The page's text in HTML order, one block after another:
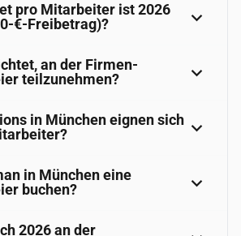
pro Mitarbeiter ist 2026
€-Freibetrag)?
an der Firmen-
teilzunehmen?
in München eignen sich
in München eine
buchen?
2026 an der